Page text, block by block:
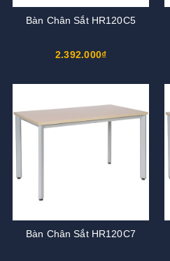
Bàn Chân Sắt HR120C5
2.392.000₫
Bàn Chân Sắt HR120C7